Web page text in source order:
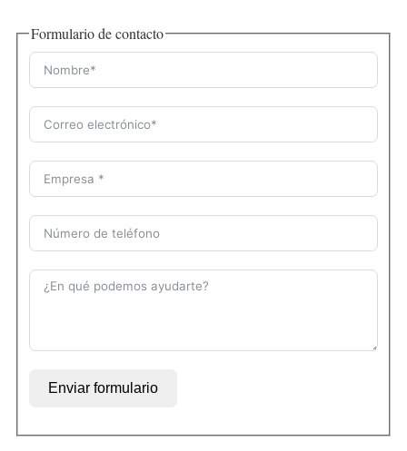
Formulario de contacto
Enviar formulario